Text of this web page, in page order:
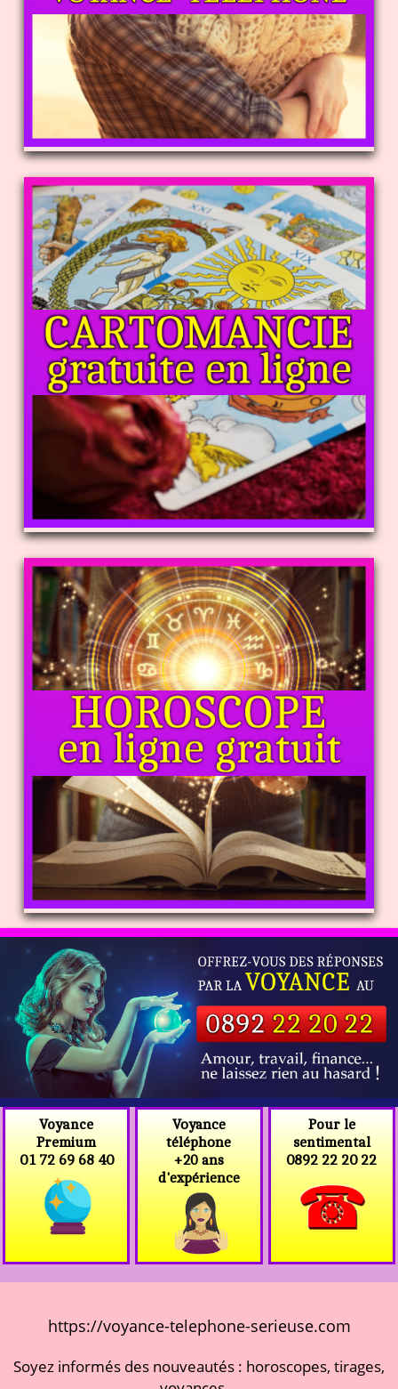
Voyance
Premium
01 72 69 68 40
Voyance
téléphone
+20 ans
d'expérience
Pour le
sentimental
0892 22 20 22
https://voyance-telephone-serieuse.com
Soyez informés des nouveautés : horoscopes, tirages,